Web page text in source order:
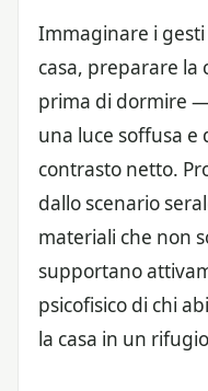
Immaginare i
casa, preparare la
prima di dormire
una luce soffusa e
contrasto netto.
dallo scenario
materiali che non
supportano
psicofisico di chi
la casa in un